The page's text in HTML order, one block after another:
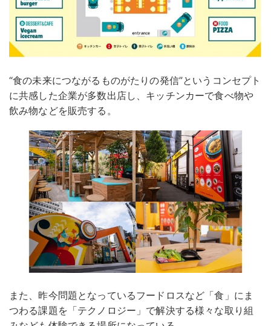
“食の未来につながるものがたりの発信”というコンセプト
に共感した企業が多数出店し、キッチンカーで食べ物や
飲み物などを販売する。
また、昨今問題となっているフードロスなど「食」にま
つわる課題を「テクノロジー」で解決する様々な取り組